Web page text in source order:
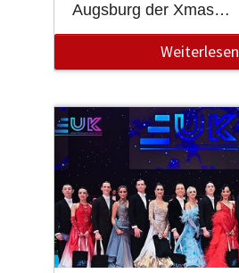
Augsburg der Xmas…
Weiterlesen